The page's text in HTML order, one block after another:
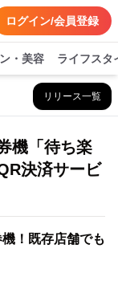
ログイン/会員登録
・美容 ライフスタ
リリース一覧
機「待ち楽
決済サービ
！既存店舗でも